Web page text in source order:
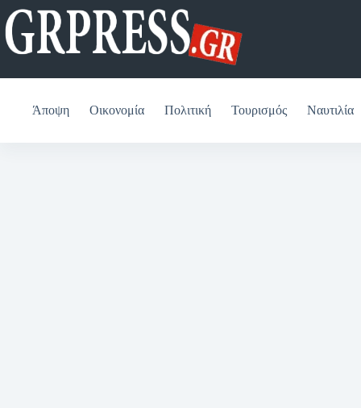
Μετάβαση
στο
περιεχόμενο
Άποψη Οικονομία Πολιτική Τουρισμός Ναυτιλία